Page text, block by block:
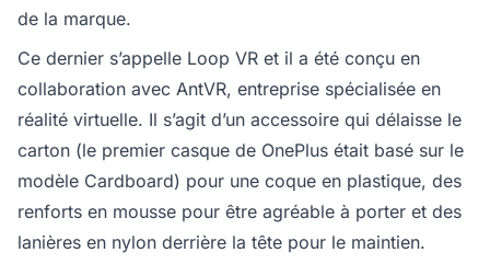
de la marque.
Ce dernier s’appelle Loop VR et il a été conçu en
collaboration avec AntVR, entreprise spécialisée en
réalité virtuelle. Il s’agit d’un accessoire qui délaisse le
carton (le premier casque de OnePlus était basé sur le
modèle Cardboard) pour une coque en plastique, des
renforts en mousse pour être agréable à porter et des
lanières en nylon derrière la tête pour le maintien.